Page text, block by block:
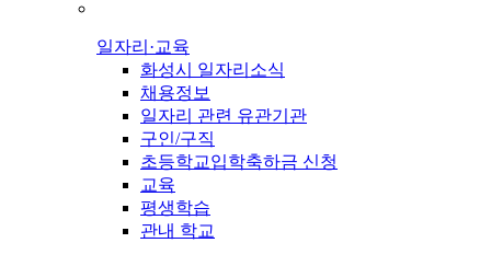
일자리·교육
화성시 일자리소식
채용정보
일자리 관련 유관기관
구인/구직
초등학교입학축하금 신청
교육
평생학습
관내 학교